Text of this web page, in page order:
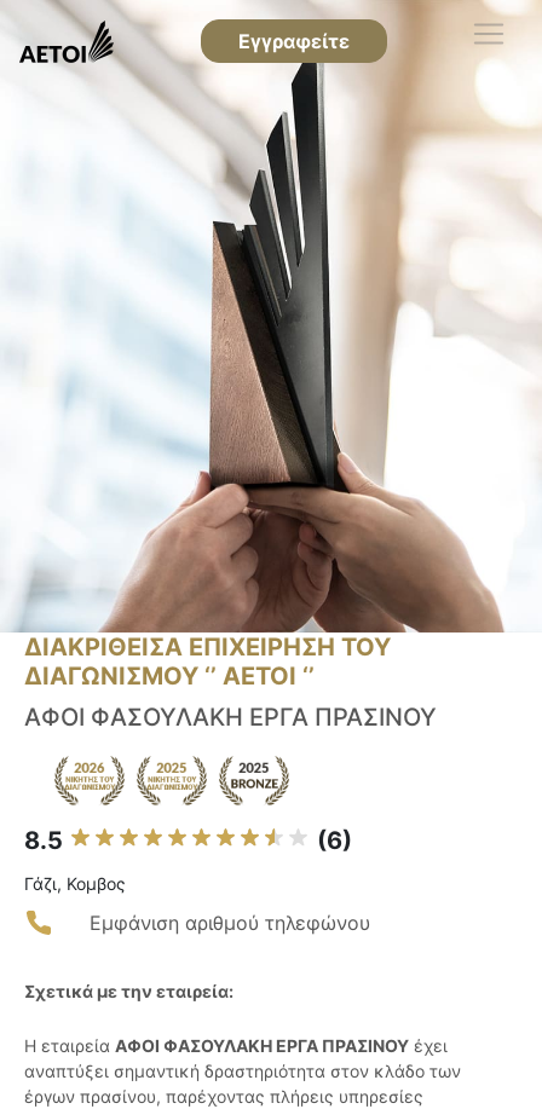
Εγγραφείτε
ΔΙΑΚΡΙΘΕΙΣΑ ΕΠΙΧΕΙΡΗΣΗ ΤΟΥ
ΔΙΑΓΩΝΙΣΜΟΥ ‘’ ΑΕΤΟΙ ‘’
ΑΦΟΙ ΦΑΣΟΥΛΑΚΗ ΕΡΓΑ ΠΡΑΣΙΝΟΥ
8.5 (6)
Γάζι, Κομβος
Εμφάνιση αριθμού τηλεφώνου
Σχετικά με την εταιρεία:
Η εταιρεία ΑΦΟΙ ΦΑΣΟΥΛΑΚΗ ΕΡΓΑ ΠΡΑΣΙΝΟΥ έχει
αναπτύξει σημαντική δραστηριότητα στον κλάδο των
έργων πρασίνου, παρέχοντας πλήρεις υπηρεσίες